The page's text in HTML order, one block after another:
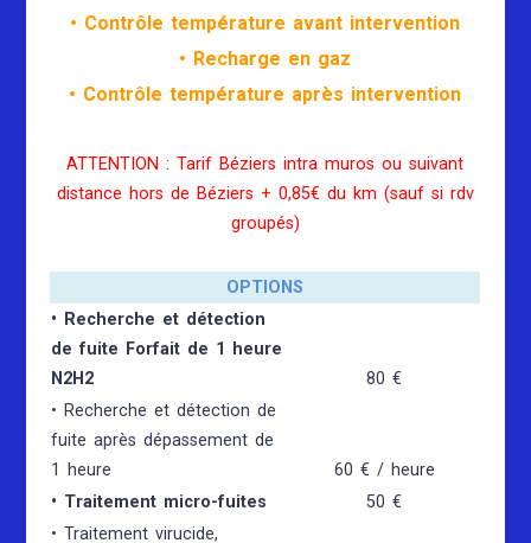
• Contrôle température avant intervention
• Recharge en gaz
• Contrôle température après intervention
ATTENTION : Tarif Béziers intra muros ou suivant
distance hors de Béziers + 0,85€ du km (sauf si rdv
groupés)
OPTIONS
• Recherche et détection
de fuite Forfait de 1 heure
N2H2
80 €
• Recherche et détection de
fuite après dépassement de
1 heure
60 € / heure
• Traitement micro-fuites
50 €
• Traitement virucide,